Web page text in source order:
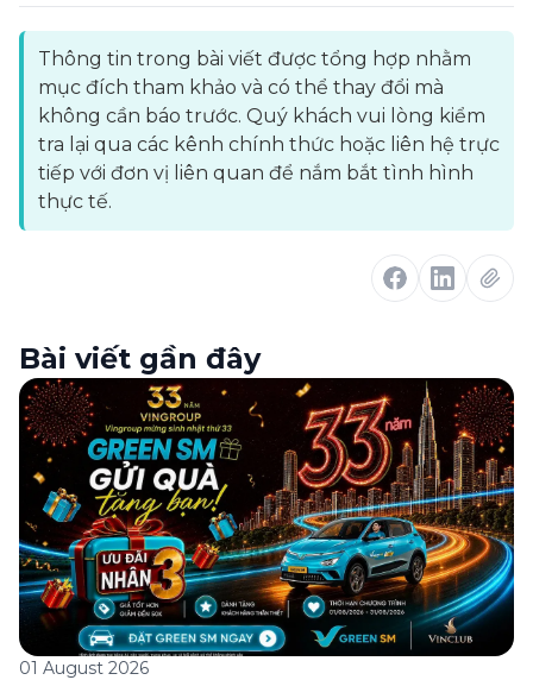
Thông tin trong bài viết được tổng hợp nhằm
mục đích tham khảo và có thể thay đổi mà
không cần báo trước. Quý khách vui lòng kiểm
tra lại qua các kênh chính thức hoặc liên hệ trực
tiếp với đơn vị liên quan để nắm bắt tình hình
thực tế.
Bài viết gần đây
01 August 2026